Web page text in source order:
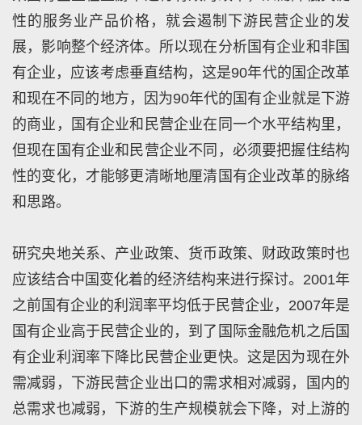
性的服务业产品价格，就会遏制下游民营企业的发
展，影响整个经济体。所以现在分析国有企业和非国
有企业，应该考虑垂直结构，这是90年代的国企改革
和现在不同的地方，因为90年代的国有企业就是下游
的商业，国有企业和民营企业在同一个水平结构里，
但现在国有企业和民营企业不同，必须要把握住结构
性的变化，才能够更清晰地厘清国有企业改革的脉络
和思路。
研究央地关系、产业政策、货币政策、财政政策时也
应该结合中国变化着的经济结构来进行探讨。2001年
之前国有企业的利润率平均低于民营企业，2007年是
国有企业高于民营企业的，到了国际金融危机之后国
有企业利润率下降比民营企业更快。这是因为现在外
需减弱，下游民营企业出口的需求相对减弱，国内的
总需求也减弱，下游的生产规模就会下降，对上游的